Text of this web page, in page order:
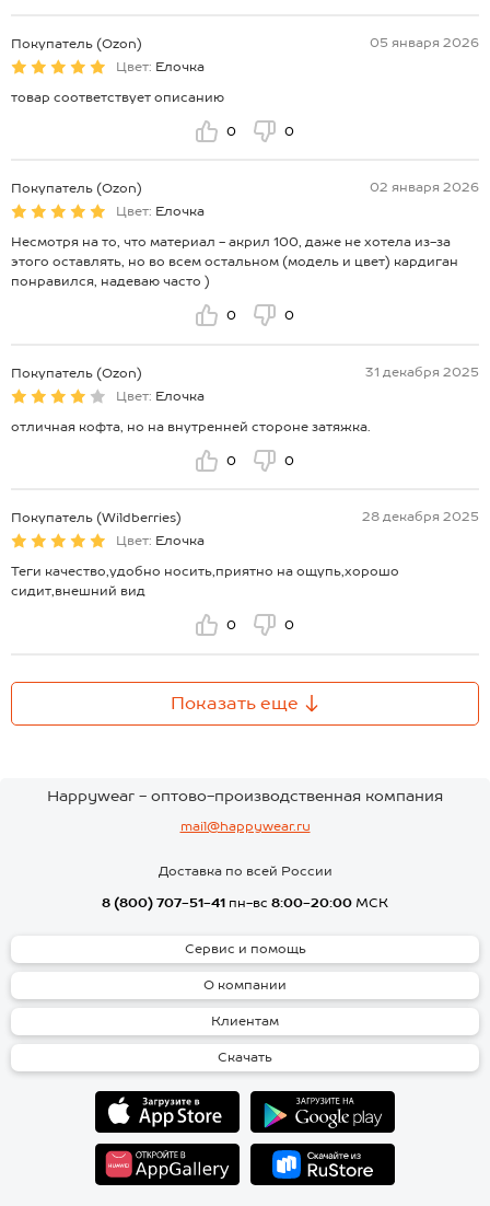
Покупатель (Ozon)
05 января 2026
Цвет: Елочка
товар соответствует описанию
0 0
Покупатель (Ozon)
02 января 2026
Цвет: Елочка
Несмотря на то, что материал - акрил 100, даже не хотела из-за
этого оставлять, но во всем остальном (модель и цвет) кардиган
понравился, надеваю часто )
0 0
Покупатель (Ozon)
31 декабря 2025
Цвет: Елочка
отличная кофта, но на внутренней стороне затяжка.
0 0
Покупатель (Wildberries)
28 декабря 2025
Цвет: Елочка
Теги качество,удобно носить,приятно на ощупь,хорошо
сидит,внешний вид
0 0
Показать еще
Happywear - оптово-производственная компания
mail@happywear.ru
Доставка по всей России
8 (800) 707-51-41 пн-вс 8:00-20:00 МСК
Сервис и помощь
О компании
Клиентам
Скачать